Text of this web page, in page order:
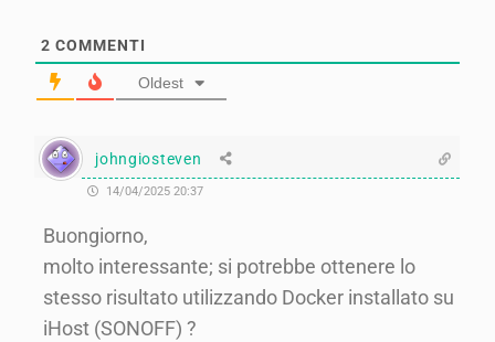
2 COMMENTI
Oldest
johngiosteven
14/04/2025 20:37
Buongiorno,
molto interessante; si potrebbe ottenere lo
stesso risultato utilizzando Docker installato su
iHost (SONOFF) ?